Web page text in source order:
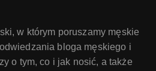
w którym poruszamy męskie
bloga męskiego i
o tym, co i jak nosić, a także